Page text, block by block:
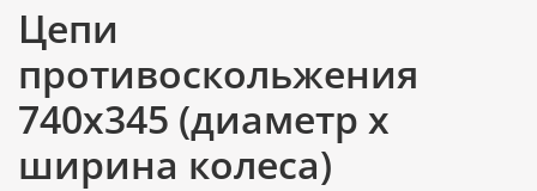
Цепи
противоскольжения
740x345 (диаметр x
ширина колеса)